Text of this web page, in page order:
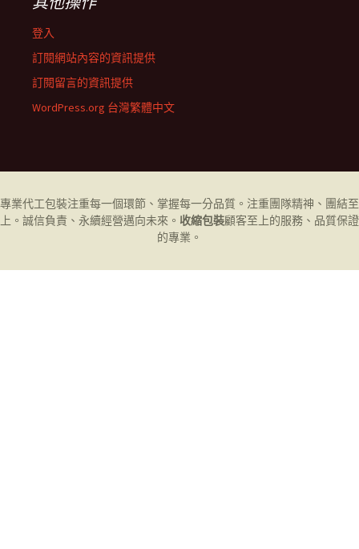
登入
訂閱網站內容的資訊提供
訂閱留言的資訊提供
WordPress.org 台灣繁體中文
專業代工包裝注重每一個環節、掌握每一分品質。注重團隊精神、團結至
上。誠信負責、永續經營邁向未來。 收縮包裝顧客至上的服務、品質保證
的專業。